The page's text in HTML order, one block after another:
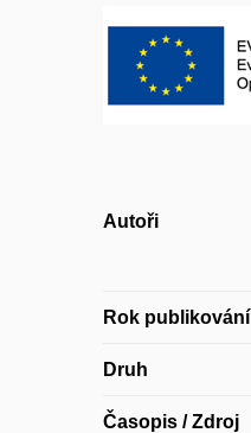
Autoři
Rok publikování
Druh
Časopis / Zdroj